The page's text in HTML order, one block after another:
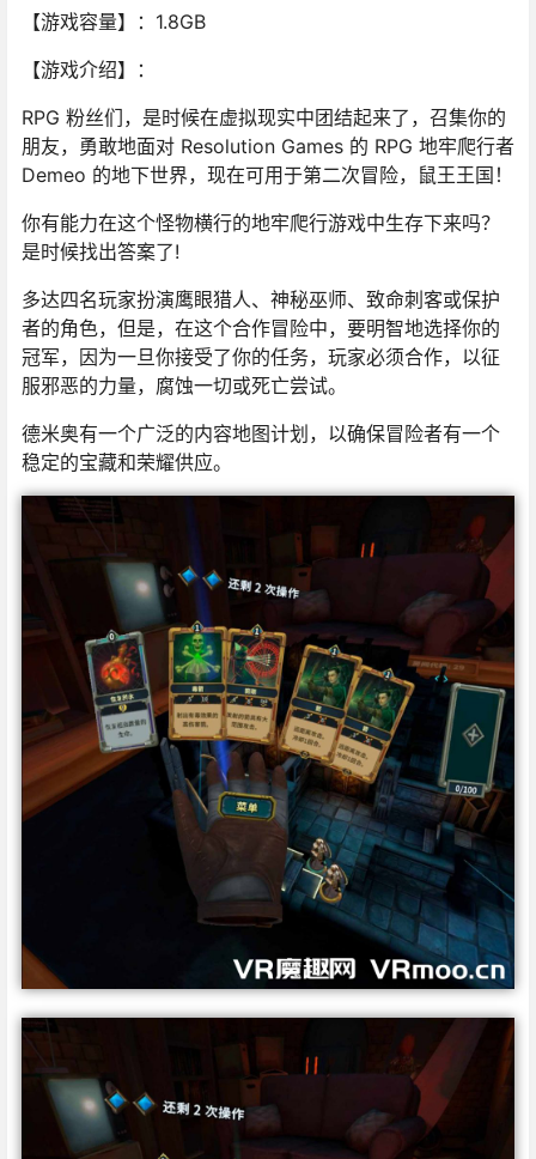
【游戏容量】：1.8GB
【游戏介绍】：
RPG 粉丝们，是时候在虚拟现实中团结起来了，召集你的
朋友，勇敢地面对 Resolution Games 的 RPG 地牢爬行者
Demeo 的地下世界，现在可用于第二次冒险，鼠王王国！
你有能力在这个怪物横行的地牢爬行游戏中生存下来吗？
是时候找出答案了!
多达四名玩家扮演鹰眼猎人、神秘巫师、致命刺客或保护
者的角色，但是，在这个合作冒险中，要明智地选择你的
冠军，因为一旦你接受了你的任务，玩家必须合作，以征
服邪恶的力量，腐蚀一切或死亡尝试。
德米奥有一个广泛的内容地图计划，以确保冒险者有一个
稳定的宝藏和荣耀供应。